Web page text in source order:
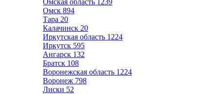
Омская область 1239
Омск 894
Тара 20
Калачинск 20
Иркутская область 1224
Иркутск 595
Ангарск 132
Братск 108
Воронежская область 1224
Воронеж 798
Лиски 52